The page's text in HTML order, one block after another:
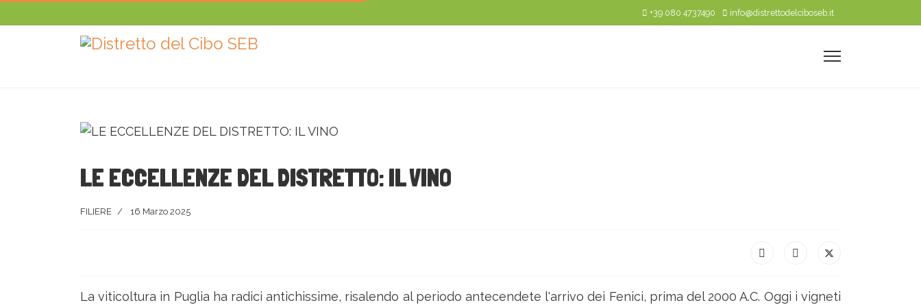
+39 080 4737490 info@distrettodelciboseb.it
LE ECCELLENZE DEL DISTRETTO: IL VINO
FILIERE 16 Marzo 2025
La viticoltura in Puglia ha radici antichissime, risalendo al periodo antecendete l'arrivo dei Fenici, prima del 2000 A.C. Oggi i vigneti